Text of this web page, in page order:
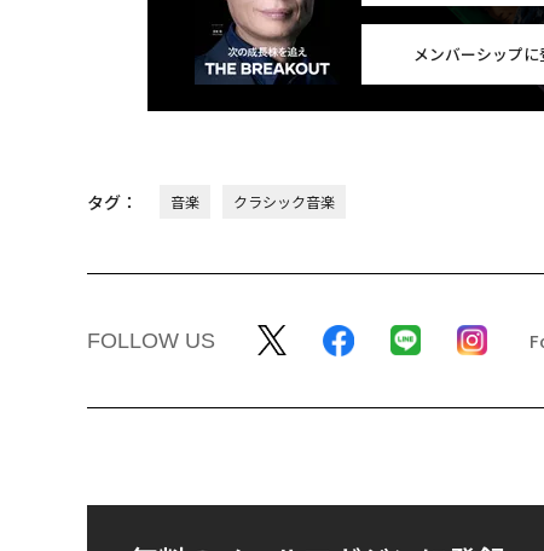
メンバーシップ
タグ： 音楽 クラシック音楽
FOLLOW US